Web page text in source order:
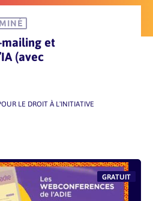
mailing et
(avec
LE DROIT À L'INITIATIVE
GRATUIT